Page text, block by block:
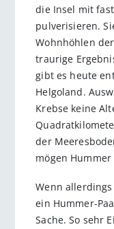
die Insel mit
pulverisieren.
Wohnhöhlen
traurige
gibt es heute
Helgoland.
Krebse keine
der
mögen
Wenn
ein Hummer-
Sache. So sehr